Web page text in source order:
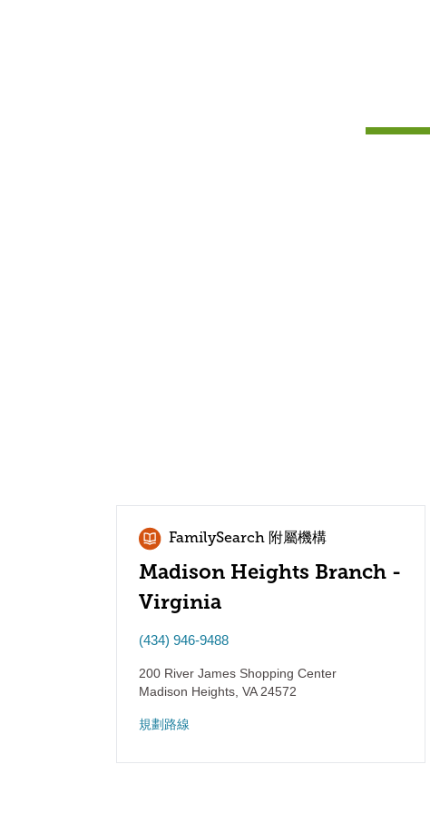
FamilySearch 附屬機構
Madison Heights Branch -
Virginia
(434) 946-9488
200 River James Shopping Center
Madison Heights VA24572
規劃路線